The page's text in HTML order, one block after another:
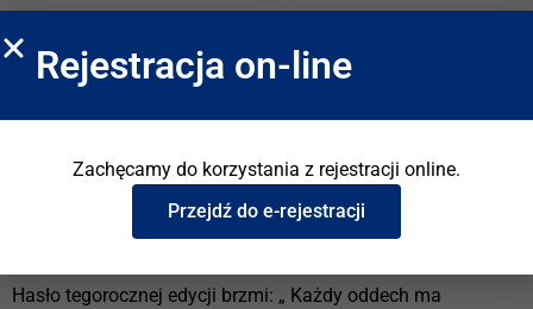
Już po raz dwudziesty czwarty Fundacja MATIO organizuje
Ogólnopolski Tydzień Mukowiscydozy, który odbędzie się w
zwiększenie świadomości społeczeństwa na temat
choroby genetycznej, która niszczy układ oddechowy i
trawienny. Chcemy także zwrócić uwagę na problem
nierównego dostępu do leków przyczynowych dla dzieci w
Hasło tegorocznej edycji brzmi: „ Każdy oddech ma
Rejestracja on-line
Zachęcamy do korzystania z rejestracji online.
Przejdź do e-rejestracji